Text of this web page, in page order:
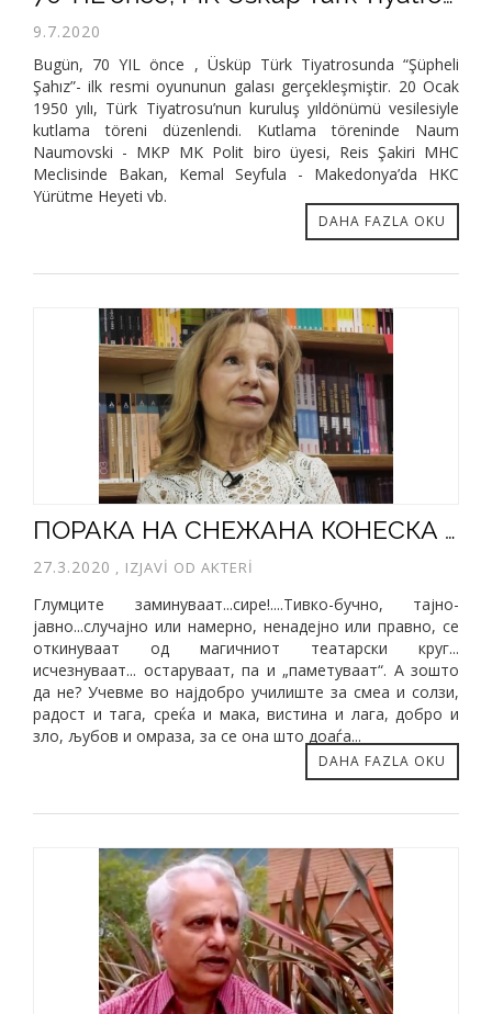
9.7.2020
Bugün, 70 YIL önce , Üsküp Türk Tiyatrosunda “Şüpheli
Şahız”- ilk resmi oyununun galası gerçekleşmiştir. 20 Ocak
1950 yılı, Türk Tiyatrosu’nun kuruluş yıldönümü vesilesiyle
kutlama töreni düzenlendi. Kutlama töreninde Naum
Naumovski - MKP MK Polit biro üyesi, Reis Şakiri MHC
Meclisinde Bakan, Kemal Seyfula - Makedonya’da HKC
Yürütme Heyeti vb.
DAHA FAZLA OKU
ПОРАКА НА СНЕЖАНА КОНЕСКА РУСИ ПО ПОВОД СВЕТСКИОТ ДЕН НА ТЕАТАРОТ
27.3.2020 , IZJAVI OD AKTERI
Глумците заминуваат...сире!....Тивко-бучно, тајно-
јавно...случајно или намерно, ненадејно или правно, се
откинуваат од магичниот театарски круг...
исчезнуваат... остаруваат, па и „паметуваат“. А зошто
да не? Учевме во најдобро училиште за смеа и солзи,
радост и тага, среќа и мака, вистина и лага, добро и
зло, љубов и омраза, за се она што доаѓа...
DAHA FAZLA OKU